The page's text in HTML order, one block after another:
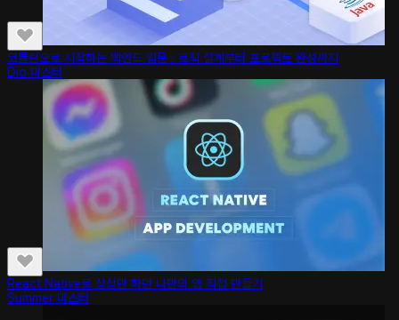
코틀린으로 시작하는 백엔드 입문 : 로직 설계부터 프로젝트 완성까지
Dio 마스터
React Native로 상상만 하던 나만의 앱 직접 만들기
Summer 마스터